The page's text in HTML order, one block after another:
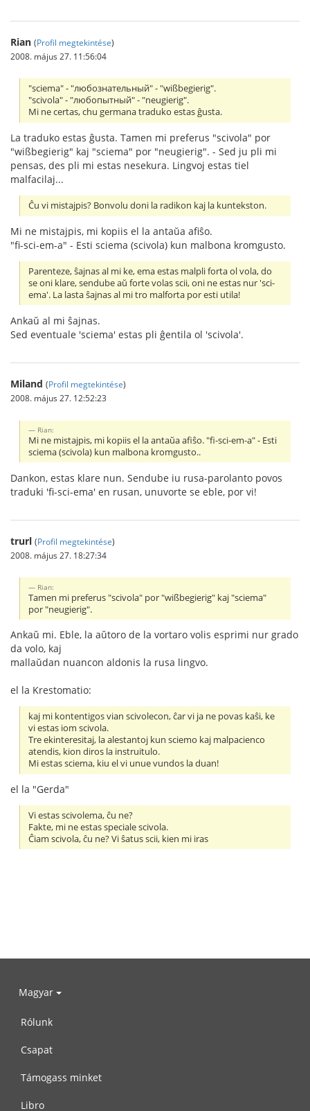
Rian (Profil megtekintése)
2008. május 27. 11:56:04
"sciema" - "любознательный" - "wißbegierig".
"scivola" - "любопытный" - "neugierig".
Mi ne certas, chu germana traduko estas ĝusta.
La traduko estas ĝusta. Tamen mi preferus "scivola" por
"wißbegierig" kaj "sciema" por "neugierig". - Sed ju pli mi
pensas, des pli mi estas nesekura. Lingvoj estas tiel
malfacilaj...
Ĉu vi mistajpis? Bonvolu doni la radikon kaj la kuntekston.
Mi ne mistajpis, mi kopiis el la antaŭa afiŝo.
"fi-sci-em-a" - Esti sciema (scivola) kun malbona kromgusto.
Parenteze, ŝajnas al mi ke, ema estas malpli forta ol vola, do
se oni klare, sendube aŭ forte volas scii, oni ne estas nur 'sci-
ema'. La lasta ŝajnas al mi tro malforta por esti utila!
Ankaŭ al mi ŝajnas.
Sed eventuale 'sciema' estas pli ĝentila ol 'scivola'.
Miland (Profil megtekintése)
2008. május 27. 12:52:23
Rian:
Mi ne mistajpis, mi kopiis el la antaŭa afiŝo. "fi-sci-em-a" - Esti
sciema (scivola) kun malbona kromgusto..
Dankon, estas klare nun. Sendube iu rusa-parolanto povos
traduki 'fi-sci-ema' en rusan, unuvorte se eble, por vi!
trurl (Profil megtekintése)
2008. május 27. 18:27:34
Rian:
Tamen mi preferus "scivola" por "wißbegierig" kaj "sciema"
por "neugierig".
Ankaŭ mi. Eble, la aŭtoro de la vortaro volis esprimi nur grado
da volo, kaj
mallaŭdan nuancon aldonis la rusa lingvo.
el la Krestomatio:
kaj mi kontentigos vian scivolecon, ĉar vi ja ne povas kaŝi, ke
vi estas iom scivola.
Tre ekinteresitaj, la alestantoj kun sciemo kaj malpacienco
atendis, kion diros la instruitulo.
Mi estas sciema, kiu el vi unue vundos la duan!
el la "Gerda"
Vi estas scivolema, ĉu ne?
Fakte, mi ne estas speciale scivola.
Ĉiam scivola, ĉu ne? Vi ŝatus scii, kien mi iras
Magyar
Rólunk
Csapat
Támogass minket
Libro